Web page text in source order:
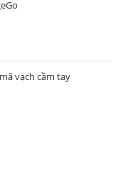
vạch cầm tay